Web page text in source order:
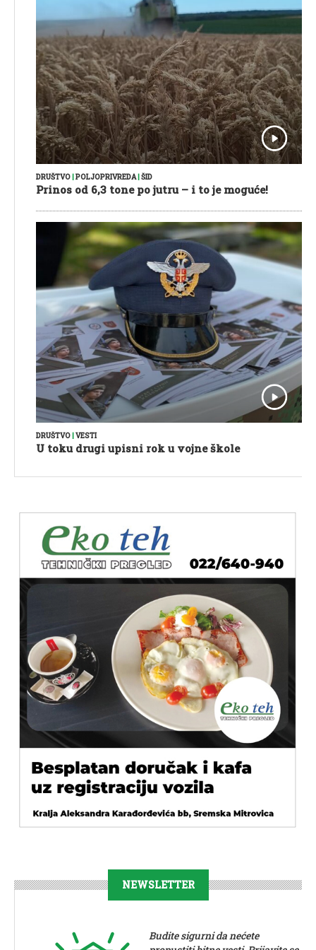
DRUŠTVO POLJOPRIVREDA| ŠID
Prinos od 6,3 tone po jutru – i to je moguće!
DRUŠTVO|VESTI
U toku drugi upisni rok u vojne škole
NEWSLETTER
Budite sigurni da nećete